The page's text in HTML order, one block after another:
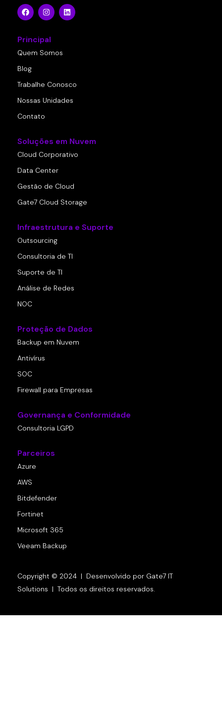
Principal
Quem Somos
Blog
Trabalhe Conosco
Nossas Unidades
Contato
Soluções em Nuvem
Cloud Corporativo
Data Center
Gestão de Cloud
Gate7 Cloud Storage
Infraestrutura e Suporte
Outsourcing
Consultoria de TI
Suporte de TI
Análise de Redes
NOC
Proteção de Dados
Backup em Nuvem
Antivírus
SOC
Firewall para Empresas
Governança e Conformidade
Consultoria LGPD
Parceiros
Azure
AWS
Bitdefender
Fortinet
Microsoft 365
Veeam Backup
Copyright © 2024 | Desenvolvido por Gate7 IT
Solutions | Todos os direitos reservados.